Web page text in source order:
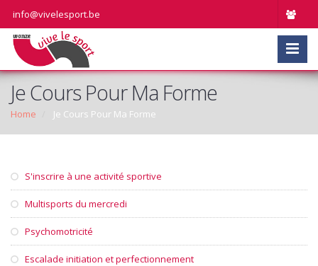
info@vivelesport.be
Je Cours Pour Ma Forme
Home Je Cours Pour Ma Forme
S'inscrire à une activité sportive
Multisports du mercredi
Psychomotricité
Escalade initiation et perfectionnement